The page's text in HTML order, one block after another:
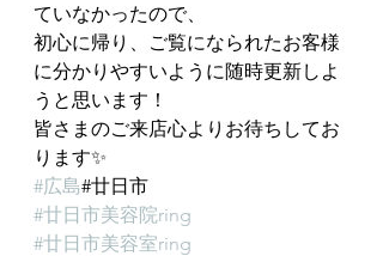
ていなかったので、
初心に帰り、ご覧になられたお客様
に分かりやすいように随時更新しよ
うと思います！
皆さまのご来店心よりお待ちしてお
ります✨
#広島#廿日市
#廿日市美容院ring
#廿日市美容室ring